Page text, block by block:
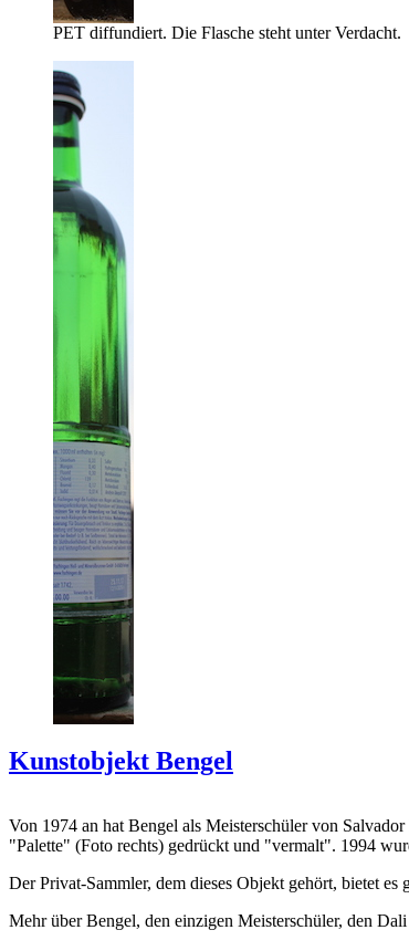
PET diffundiert. Die Flasche steht unter Verdacht.
Kunstobjekt Bengel
Von 1974 an hat Bengel als Meisterschüler von
"Palette" (Foto rechts) gedrückt und "vermalt". 1994
Der Privat-Sammler, dem dieses Objekt gehört, bietet
Mehr über Bengel, den einzigen Meisterschüler, den Dali